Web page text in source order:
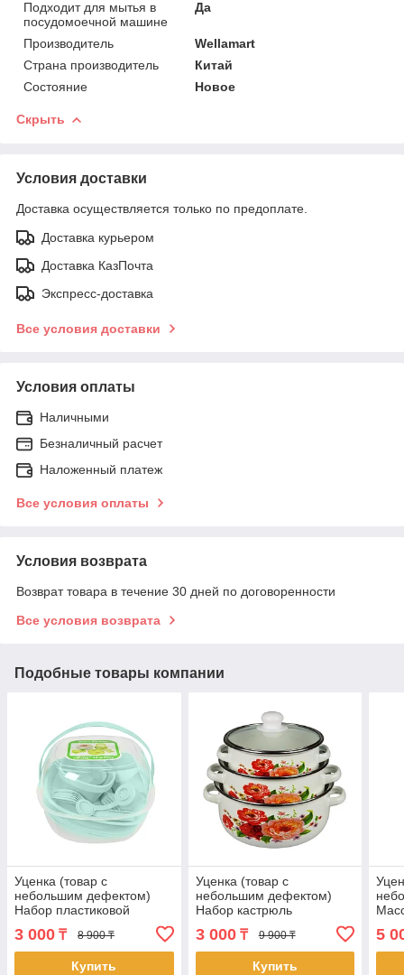
Подходит для мытья в
посудомоечной машине
Да
Производитель
Wellamart
Страна производитель
Китай
Состояние
Новое
Скрыть
Условия доставки
Доставка осуществляется только по предоплате.
Доставка курьером
Доставка КазПочта
Экспресс-доставка
Все условия доставки
Условия оплаты
Наличными
Безналичный расчет
Наложенный платеж
Все условия оплаты
Условия возврата
Возврат товара в течение 30 дней по договоренности
Все условия возврата
Подобные товары компании
Уценка (товар с
небольшим дефектом)
Набор пластиковой
посуды для пикника 48
предметов (4258/2)
3 000 ₸ 8 900 ₸
Купить
Уценка (товар с
небольшим дефектом)
Набор кастрюль
Хозяюшка, красные цветы
(4467/1)
3 000₸ 9 900 ₸
Купить
5